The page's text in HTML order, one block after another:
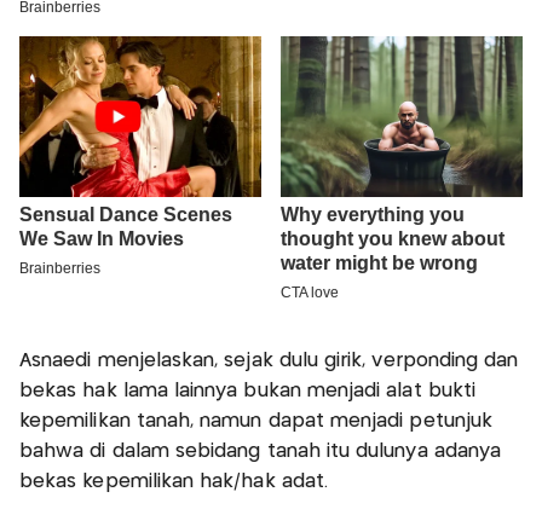
Asnaedi menjelaskan, sejak dulu girik, verponding dan
bekas hak lama lainnya bukan menjadi alat bukti
kepemilikan tanah, namun dapat menjadi petunjuk
bahwa di dalam sebidang tanah itu dulunya adanya
bekas kepemilikan hak/hak adat.